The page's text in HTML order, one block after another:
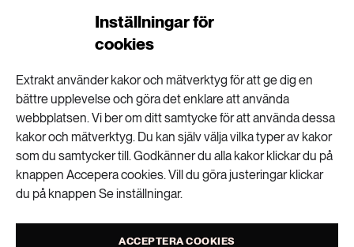
Inställningar för
cookies
Extrakt använder kakor och mätverktyg för att ge dig en
bättre upplevelse och göra det enklare att använda
webbplatsen. Vi ber om ditt samtycke för att använda dessa
kakor och mätverktyg. Du kan själv välja vilka typer av kakor
som du samtycker till. Godkänner du alla kakor klickar du på
knappen Accepera cookies. Vill du göra justeringar klickar
du på knappen Se inställningar.
ACCEPTERA COOKIES
bakterier faktiskt fungerar, hur de lever och
organiserar sig. Min forskning är grundläggande,
nyckelfrågan är hur livet faktiskt fungerar och i det
här fallet hur bakteriernas membran fungerar.
De onda, de goda och de fula –
bakterierna i projektet